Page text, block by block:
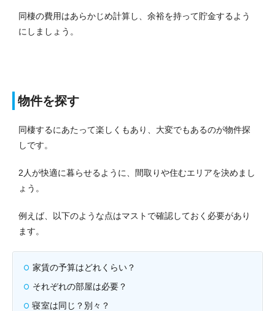
同棲の費用はあらかじめ計算し、余裕を持って貯金するよう
にしましょう。
物件を探す
同棲するにあたって楽しくもあり、大変でもあるのが物件探
しです。
2人が快適に暮らせるように、間取りや住むエリアを決めまし
ょう。
例えば、以下のような点はマストで確認しておく必要があり
ます。
家賃の予算はどれくらい？
それぞれの部屋は必要？
寝室は同じ？別々？